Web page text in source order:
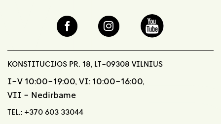
KONSTITUCIJOS PR. 18, LT-09308 VILNIUS
I-V 10:00-19:00, VI: 10:00-16:00,
VII - Nedirbame
TEL.: +370 603 33044